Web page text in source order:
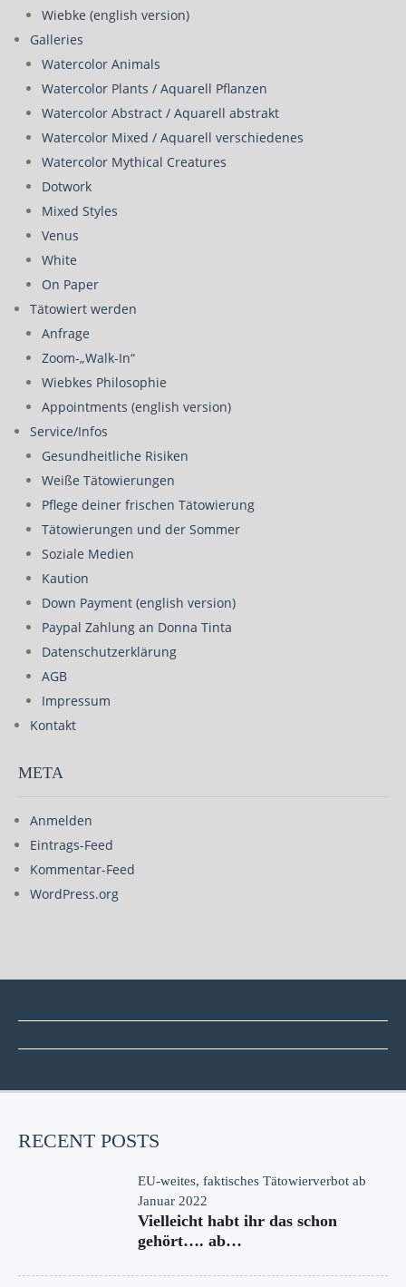
Wiebke (english version)
Galleries
Watercolor Animals
Watercolor Plants / Aquarell Pflanzen
Watercolor Abstract / Aquarell abstrakt
Watercolor Mixed / Aquarell verschiedenes
Watercolor Mythical Creatures
Dotwork
Mixed Styles
Venus
White
On Paper
Tätowiert werden
Anfrage
Zoom-„Walk-In“
Wiebkes Philosophie
Appointments (english version)
Service/Infos
Gesundheitliche Risiken
Weiße Tätowierungen
Pflege deiner frischen Tätowierung
Tätowierungen und der Sommer
Soziale Medien
Kaution
Down Payment (english version)
Paypal Zahlung an Donna Tinta
Datenschutzerklärung
AGB
Impressum
Kontakt
META
Anmelden
Eintrags-Feed
Kommentar-Feed
WordPress.org
RECENT POSTS
EU-weites, faktisches Tätowierverbot ab
Januar 2022
Vielleicht habt ihr das schon
gehört…. ab…